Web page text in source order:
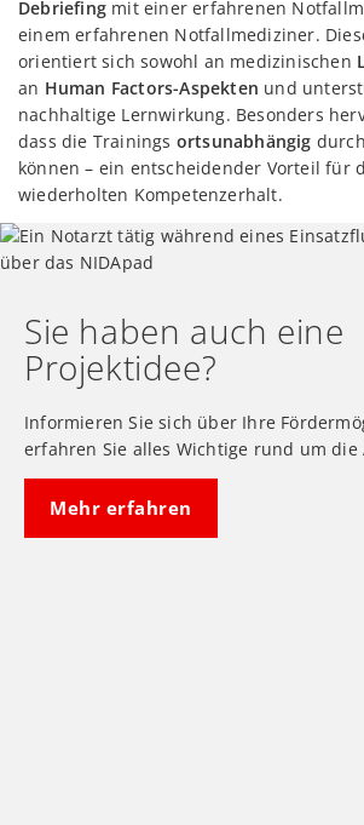
Debriefing mit einer erfahrenen
einem erfahrenen Notfallmediziner.
orientiert sich sowohl an medizinischen
an Human Factors-Aspekten und
nachhaltige Lernwirkung. Besonders
dass die Trainings ortsunabhängig
können – ein entscheidender Vorteil für
wiederholten Kompetenzerhalt.
Sie haben auch eine
Projektidee?
Informieren Sie sich über Ihre
erfahren Sie alles Wichtige rund um die
Mehr erfahren